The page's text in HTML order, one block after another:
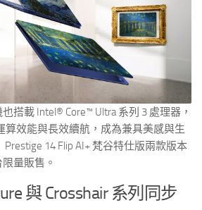
搭載 Intel® Core™ Ultra 系列 3 處理器，
算效能與長效續航，成為兼具美感與生
14 Flip AI+ 梵谷特仕版兩款版本
量販售。
與 Crosshair 系列同步